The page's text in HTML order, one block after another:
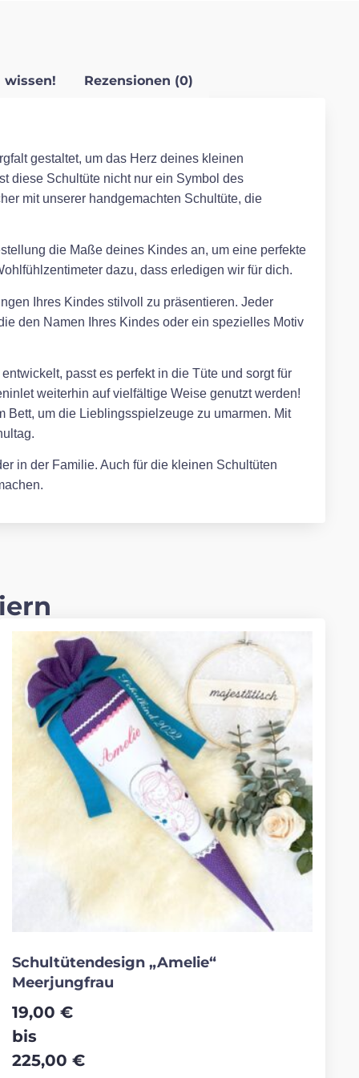
wissen! Rezensionen (0)
gestaltet, um das Herz deines kleinen
diese Schultüte nicht nur ein Symbol des
mit unserer handgemachten Schultüte, die
die Maße deines Kindes an, um eine perfekte
dazu, dass erledigen wir für dich.
Ihres Kindes stilvoll zu präsentieren. Jeder
den Namen Ihres Kindes oder ein spezielles Motiv
passt es perfekt in die Tüte und sorgt für
weiterhin auf vielfältige Weise genutzt werden!
um die Lieblingsspielzeuge zu umarmen. Mit
in der Familie. Auch für die kleinen Schultüten
Schultütendesign „Amelie“
Meerjungfrau
19,00€
bis
225,00€